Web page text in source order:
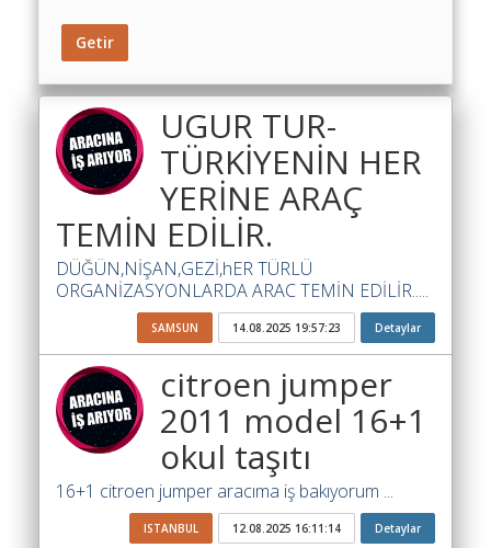
Maliyet
Şartname
Karşılaştırma
Robotu
Maliyet
Programı
Hesaplama
Akaryakıt
Fiyatları
Getir
UGUR TUR-
TÜRKİYENİN HER
YERİNE ARAÇ
TEMİN EDİLİR.
DÜĞÜN,NİŞAN,GEZİ,hER TÜRLÜ
ORGANİZASYONLARDA ARAC TEMİN EDİLİR.....
SAMSUN 14.08.2025 19:57:23 Detaylar
citroen jumper
2011 model 16+1
okul taşıtı
16+1 citroen jumper aracıma iş bakıyorum ...
ISTANBUL 12.08.2025 16:11:14 Detaylar